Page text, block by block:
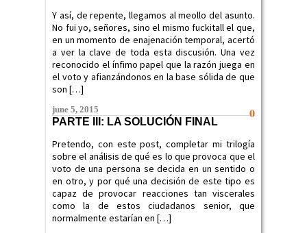
Y así, de repente, llegamos al meollo del asunto.
No fui yo, señores, sino el mismo fuckitall el que,
en un momento de enajenación temporal, acertó
a ver la clave de toda esta discusión. Una vez
reconocido el ínfimo papel que la razón juega en
el voto y afianzándonos en la base sólida de que
son […]
0
june 5, 2015
PARTE III: LA SOLUCIÓN FINAL
Pretendo, con este post, completar mi trilogía
sobre el análisis de qué es lo que provoca que el
voto de una persona se decida en un sentido o
en otro, y por qué una decisión de este tipo es
capaz de provocar reacciones tan viscerales
como la de estos ciudadanos senior, que
normalmente estarían en […]